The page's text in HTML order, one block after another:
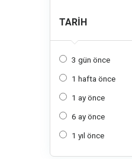
TARIH
3 gün önce
1 hafta önce
1 ay önce
6 ay önce
1 yıl önce